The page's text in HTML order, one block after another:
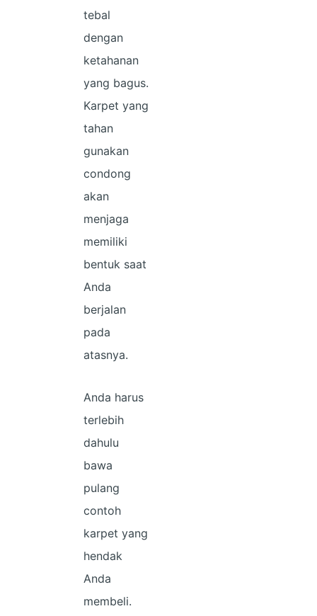
tebal
dengan
ketahanan
yang bagus.
Karpet yang
tahan
gunakan
condong
akan
menjaga
memiliki
bentuk saat
Anda
berjalan
pada
atasnya.
Anda harus
terlebih
dahulu
bawa
pulang
contoh
karpet yang
hendak
Anda
membeli.